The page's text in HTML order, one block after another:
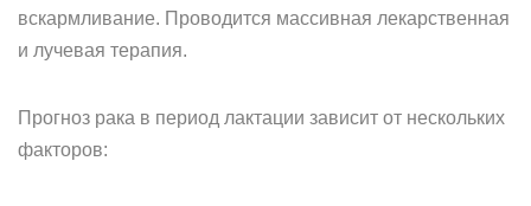
вскармливание. Проводится массивная лекарственная
и лучевая терапия.
Прогноз рака в период лактации зависит от нескольких
факторов: